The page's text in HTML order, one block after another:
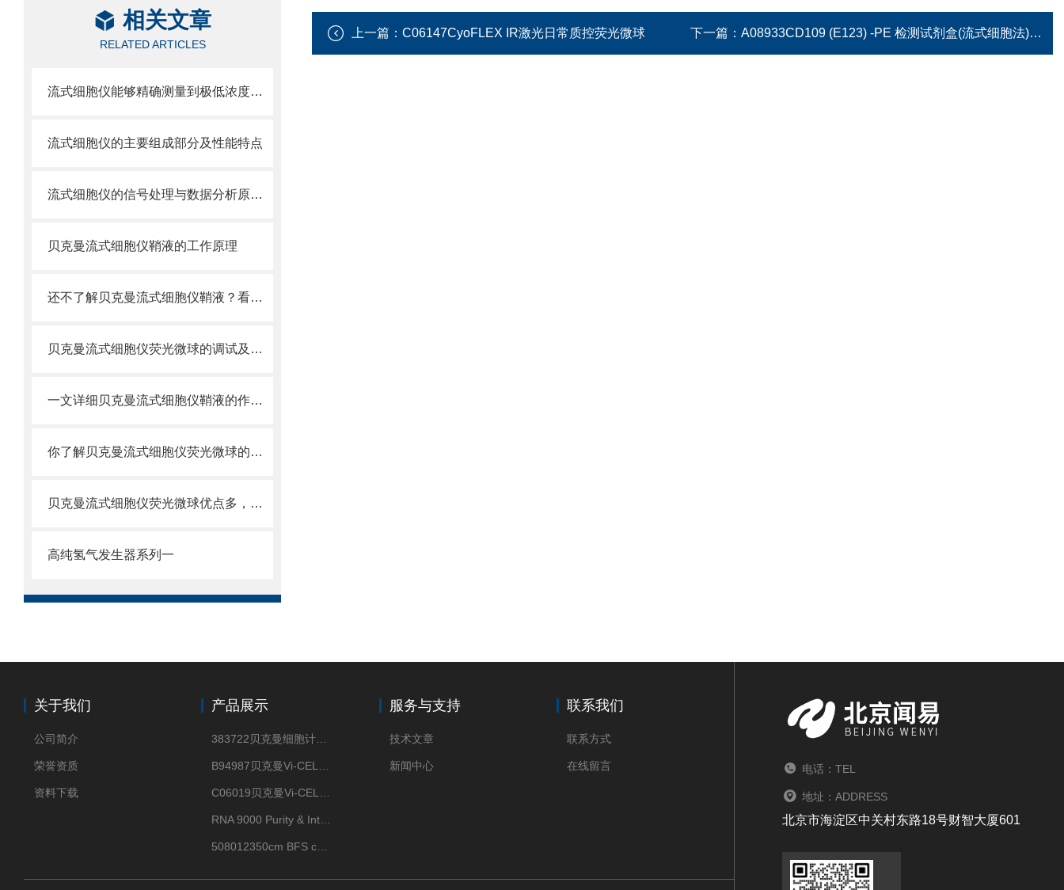
相关文章
RELATED ARTICLES
流式细胞仪能够精确测量到极低浓度的标记物
流式细胞仪的主要组成部分及性能特点
流式细胞仪的信号处理与数据分析原理分析
贝克曼流式细胞仪鞘液的工作原理
还不了解贝克曼流式细胞仪鞘液？看这里就对了！
贝克曼流式细胞仪荧光微球的调试及使用
一文详细贝克曼流式细胞仪鞘液的作用原理
你了解贝克曼流式细胞仪荧光微球的制备之怎样的吗
贝克曼流式细胞仪荧光微球优点多，实用效果好
高纯氢气发生器系列一
上一篇： C06147CyoFLEX IR激光日常质控荧光微球 下一篇： A08933CD109 (E123) -PE 检测试剂盒(流式细胞法)
关于我们
公司简介
荣誉资质
资料下载
产品展示 服务与支持
技术文章
新闻中心
联系我们
联系方式
在线留言 电话：TEL
地址：ADDRESS
北京市海淀区中关村东路18号财智大厦601